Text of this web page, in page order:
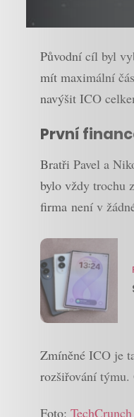
Původní cíl byl
mít maximální
navýšit ICO
První
Bratři Pavel a
bylo vždy trochu
firma není v
Zmíněné ICO je
rozšiřování
Foto: